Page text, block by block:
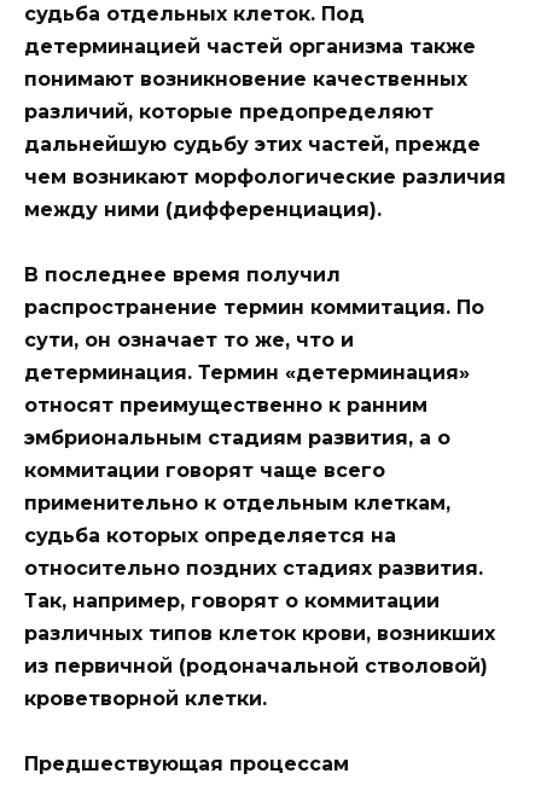
судьба отдельных клеток. Под
детерминацией частей организма также
понимают возникновение качественных
различий, которые предопределяют
дальнейшую судьбу этих частей, прежде
чем возникают морфологические различия
между ними (дифференциация).
В последнее время получил
распространение термин коммитация. По
сути, он означает то же, что и
детерминация. Термин «детерминация»
относят преимущественно к ранним
эмбриональным стадиям развития, а о
коммитации говорят чаще всего
применительно к отдельным клеткам,
судьба которых определяется на
относительно поздних стадиях развития.
Так, например, говорят о коммитации
различных типов клеток крови, возникших
из первичной (родоначальной стволовой)
кроветворной клетки.
Предшествующая процессам